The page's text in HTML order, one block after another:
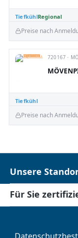
TiefkühlRegional
Preise nach
Tiefkühl
720167 ·
Preise nach
Unsere
Für Sie